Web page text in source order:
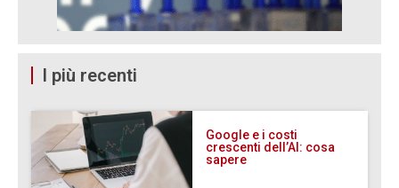
I più recenti
Google e i costi
crescenti dell’AI: cosa
sapere